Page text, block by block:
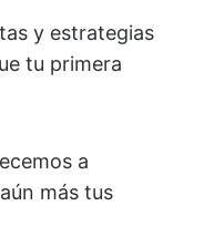
y estrategias
tu primera
a
más tus